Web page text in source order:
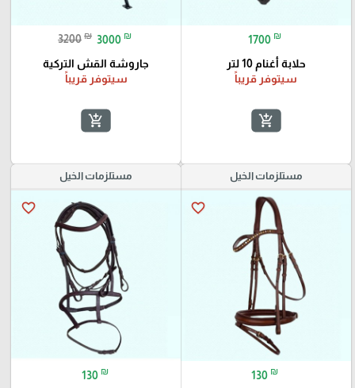
1700 ₪
حلابة أغنام 10 لتر
سيتوفر قريباً
add_shopping_cart
3200 ₪ 3000 ₪
جاروشة القش التركية
سيتوفر قريباً
add_shopping_cart
مستلزمات الخيل
favorite_border
130 ₪
مستلزمات الخيل
favorite_border
130 ₪